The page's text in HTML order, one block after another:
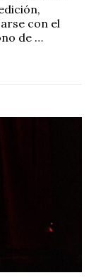
con el
de …